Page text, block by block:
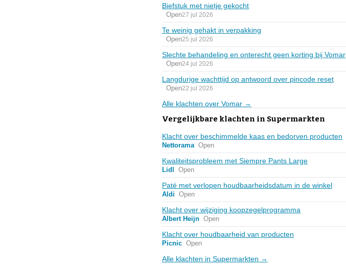
Biefstuk met nietje gekocht
Open27 jul 2026
Te weinig gehakt in verpakking
Open25 jul 2026
Slechte behandeling en onterecht geen korting bij Vomar
Open24 jul 2026
Langdurige wachttijd op antwoord over pincode reset
Open22 jul 2026
Alle klachten over Vomar →
Vergelijkbare klachten in Supermarkten
Klacht over beschimmelde kaas en bedorven producten
Nettorama Open
Kwaliteitsprobleem met Siempre Pants Large
Lidl Open
Paté met verlopen houdbaarheidsdatum in de winkel
Aldi Open
Klacht over wijziging koopzegelprogramma
Albert Heijn Open
Klacht over houdbaarheid van producten
Picnic Open
Alle klachten in Supermarkten →